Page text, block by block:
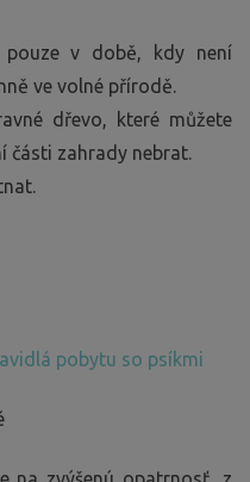
pouze v době, kdy není
ve volné přírodě.
dřevo, které můžete
části zahrady nebrat.
pobytu so psíkmi